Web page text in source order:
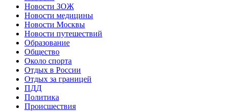
Новости ЗОЖ
Новости медицины
Новости Москвы
Новости путешествий
Образование
Общество
Около спорта
Отдых в России
Отдых за границей
ПДД
Политика
Происшествия